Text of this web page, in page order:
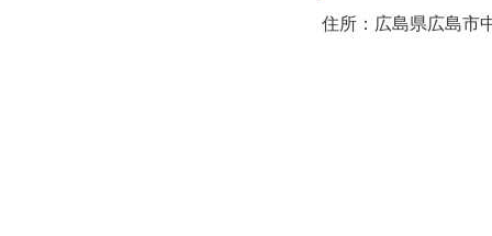
住所：広島県広島市